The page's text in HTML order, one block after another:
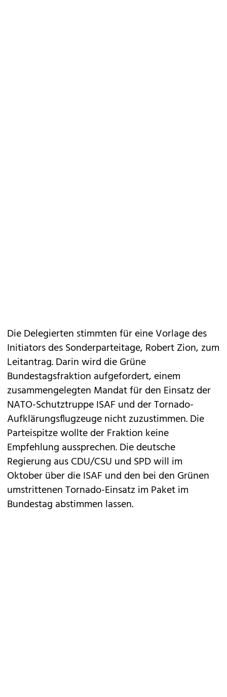
Die Delegierten stimmten für eine Vorlage des
Initiators des Sonderparteitage, Robert Zion, zum
Leitantrag. Darin wird die Grüne
Bundestagsfraktion aufgefordert, einem
zusammengelegten Mandat für den Einsatz der
NATO-Schutztruppe ISAF und der Tornado-
Aufklärungsflugzeuge nicht zuzustimmen. Die
Parteispitze wollte der Fraktion keine
Empfehlung aussprechen. Die deutsche
Regierung aus CDU/CSU und SPD will im
Oktober über die ISAF und den bei den Grünen
umstrittenen Tornado-Einsatz im Paket im
Bundestag abstimmen lassen.